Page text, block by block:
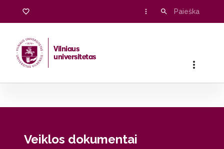
Vilniaus
universitetas
Veiklos dokumentai